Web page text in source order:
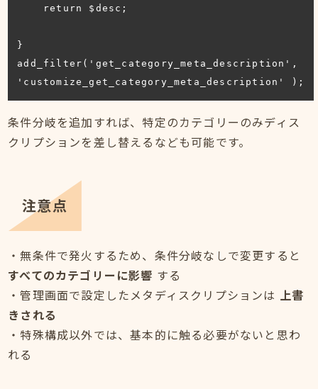
}
add_filter('get_category_meta_description',
'customize_get_category_meta_description' );
条件分岐を追加すれば、特定のカテゴリーのみディス
クリプションを差し替えるなども可能です。
注意点
・無条件で発火するため、条件分岐なしで変更すると
すべてのカテゴリーに影響 する
・管理画面で設定したメタディスクリプションは 上書
きされる
・特殊構成以外では、基本的に触る必要がないと思わ
れる